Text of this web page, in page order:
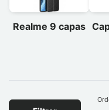
Realme 9 capas